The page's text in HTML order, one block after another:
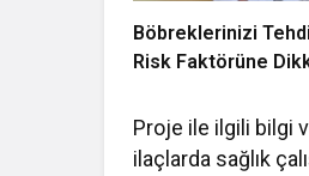
Böbreklerinizi
Risk Faktörüne
Proje ile ilgili bilgi
ilaçlarda sağlık